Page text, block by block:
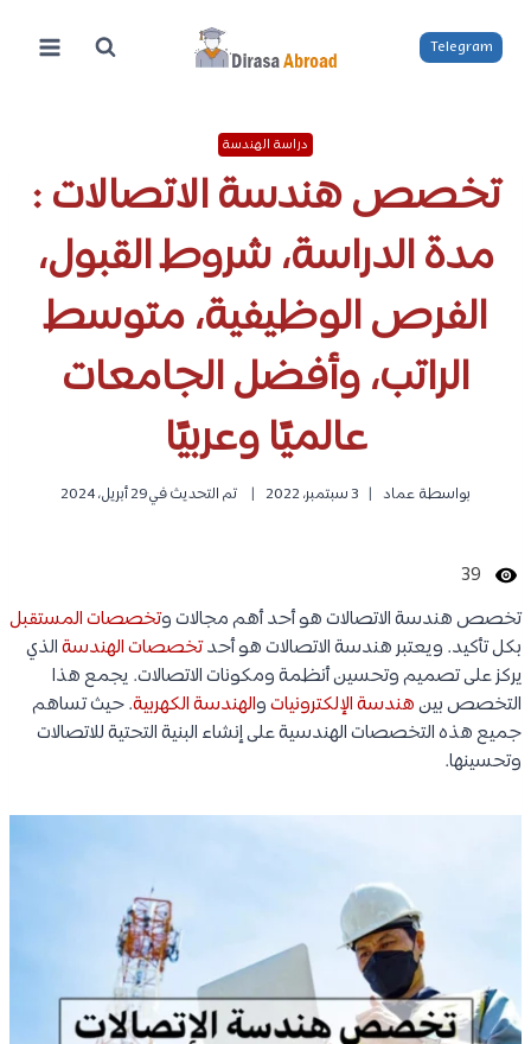
المحتوى
Telegram
دراسة الهندسة
تخصص هندسة الاتصالات :
مدة الدراسة، شروط القبول،
الفرص الوظيفية، متوسط
الراتب، وأفضل الجامعات
عالميًا وعربيًا
بواسطة عماد 3 سبتمبر، 2022 تم التحديث في29 أبريل، 2024
39
تخصص هندسة الاتصالات هو أحد أهم مجالات وتخصصات المستقبل
بكل تأكيد. ويعتبر هندسة الاتصالات هو أحدتخصصات الهندسةالذي
يركز على تصميم وتحسين أنظمة ومكونات الاتصالات. يجمع هذا
التخصص بينهندسة الإلكترونياتوالهندسة الكهربية. حيث تساهم
جميع هذه التخصصات الهندسية على إنشاء البنية التحتية للاتصالات
وتحسينها.